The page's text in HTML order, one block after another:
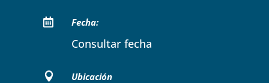
 Fecha:
Consultar fecha
 Ubicación